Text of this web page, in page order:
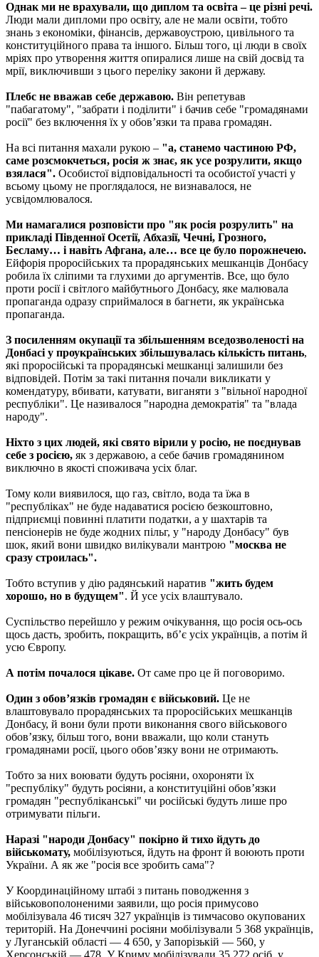
Однак ми не врахували, що диплом та освіта – це різні речі.
Люди мали дипломи про освіту, але не мали освіти, тобто
знань з економіки, фінансів, державоустрою, цивільного та
конституційного права та іншого. Більш того, ці люди в своїх
мріях про утворення життя опиралися лише на свій досвід та
мрії, виключивши з цього переліку закони й державу.
Плебс не вважав себе державою. Він репетував
"пабагатому", "забрати і поділити" і бачив себе "громадянами
росії" без включення їх у обов’язки та права громадян.
На всі питання махали рукою – "а, станемо частиною РФ,
саме розсмокчеться, росія ж знає, як усе розрулити, якщо
взялася". Особистої відповідальності та особистої участі у
всьому цьому не проглядалося, не визнавалося, не
усвідомлювалося.
Ми намагалися розповісти про "як росія розрулить" на
прикладі Південної Осетії, Абхазії, Чечні, Грозного,
Бесламу… і навіть Афгана, але… все це було порожнечею.
Ейфорія проросійських та прорадянських мешканців Донбасу
робила їх сліпими та глухими до аргументів. Все, що було
проти росії і світлого майбутнього Донбасу, яке малювала
пропаганда одразу сприймалося в багнети, як українська
пропаганда.
З посиленням окупації та збільшенням вседозволеності на
Донбасі у проукраїнських збільшувалась кількість питань,
які проросійські та прорадянські мешканці залишили без
відповідей. Потім за такі питання почали викликати у
комендатуру, вбивати, катувати, виганяти з "вільної народної
республіки". Це називалося "народна демократія" та "влада
народу".
Ніхто з цих людей, які свято вірили у росію, не поєднував
себе з росією, як з державою, а себе бачив громадянином
виключно в якості споживача усіх благ.
Тому коли виявилося, що газ, світло, вода та їжа в
"республіках" не буде надаватися росією безкоштовно,
підприємці повинні платити податки, а у шахтарів та
пенсіонерів не буде жодних пільг, у "народу Донбасу" був
шок, який вони швидко вилікували мантрою "москва не
сразу строилась".
Тобто вступив у дію радянський наратив "жить будем
хорошо, но в будущем". Й усе усіх влаштувало.
Суспільство перейшло у режим очікування, що росія ось-ось
щось дасть, зробить, покращить, вб’є усіх українців, а потім й
усю Європу.
А потім почалося цікаве. От саме про це й поговоримо.
Один з обов’язків громадян є військовий. Це не
влаштовувало прорадянських та проросійських мешканців
Донбасу, й вони були проти виконання свого військового
обов’язку, більш того, вони вважали, що коли стануть
громадянами росії, цього обов’язку вони не отримають.
Тобто за них воювати будуть росіяни, охороняти їх
"республіку" будуть росіяни, а конституційні обов’язки
громадян "республіканські" чи російські будуть лише про
отримувати пільги.
Наразі "народи Донбасу" покірно й тихо йдуть до
військомату, мобілізуються, йдуть на фронт й воюють проти
України. А як же "росія все зробить сама"?
У Координаційному штабі з питань поводження з
військовополоненими заявили, що росія примусово
мобілізувала 46 тисяч 327 українців із тимчасово окупованих
територій. На Донеччині росіяни мобілізували 5 368 українців,
у Луганській області — 4 650, у Запорізькій — 560, у
Херсонській — 478. У Криму мобілізували 35 272 осіб, у